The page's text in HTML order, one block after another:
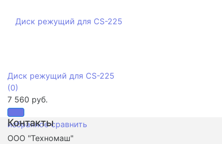
избранное сравнить
Диск режущий для CS-225
(0)
7 560 руб.
Контакты
ООО "Техномаш"